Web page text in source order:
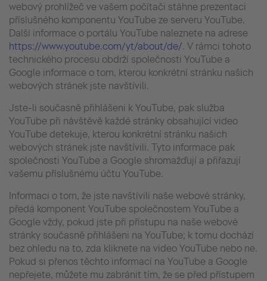
webový prohlížeč ve vašem počítači stáhne prezentaci
příslušného komponentu YouTube ze serveru YouTube.
Další informace o portálu YouTube naleznete na adrese
https://www.youtube.com/yt/about/de/. V rámci tohoto
technického procesu obdrží společnosti YouTube a
Google informace o tom, kterou konkrétní stránku našich
webových stránek jste navštívili.
Jste-li současně přihlášeni k YouTube, pak služba
YouTube při návštěvě každé stránky obsahující video
YouTube detekuje, kterou konkrétní stránku našich
webových stránek jste navštívili. Tyto informace pak
společnosti YouTube a Google shromažďují a přiřazují
vašemu příslušnému účtu YouTube.
Informaci o tom, že jste navštívili naše webové stránky,
předá komponent YouTube společnostem YouTube a
Google vždy, pokud jste při přístupu na naše webové
stránky současně přihlášeni na YouTube; k tomu dochází
bez ohledu na to, zda kliknete na video YouTube nebo ne.
Pokud si přenos těchto informací na YouTube a Google
nepřejete, můžete mu zabránit tím, že se před přístupem